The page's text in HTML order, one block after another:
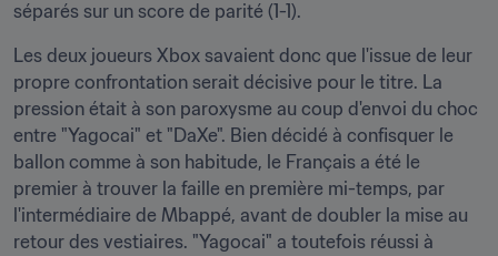
séparés sur un score de parité (1-1).
Les deux joueurs Xbox savaient donc que l'issue de leur
propre confrontation serait décisive pour le titre. La
pression était à son paroxysme au coup d'envoi du choc
entre "Yagocai" et "DaXe". Bien décidé à confisquer le
ballon comme à son habitude, le Français a été le
premier à trouver la faille en première mi-temps, par
l'intermédiaire de Mbappé, avant de doubler la mise au
retour des vestiaires. "Yagocai" a toutefois réussi à